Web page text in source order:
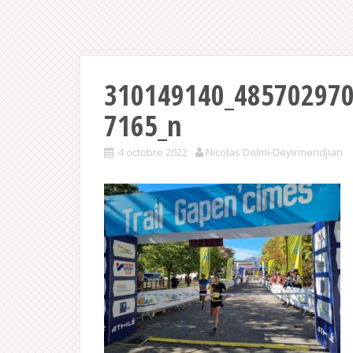
7165_n
4 octobre 2022 Nicolas Delmi-Deyirmendjian